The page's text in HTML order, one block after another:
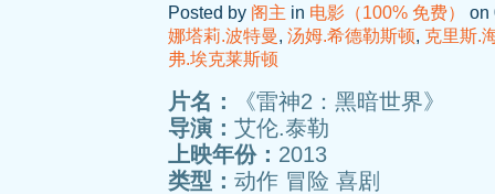
Posted by 阁主 in 电影（100% 免费）
on
娜塔莉.波特曼, 汤姆.希德勒斯顿, 克里斯.
弗.埃克莱斯顿
片名：
《雷神2：黑暗世界》
导演： 艾伦.泰勒
上映年份： 2013
类型： 动作 冒险 喜剧